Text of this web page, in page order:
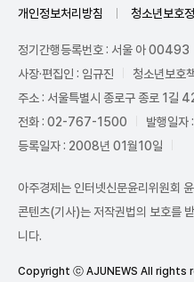
개인정보처리방침 청소년보호
정기간행등록번호 : 서울 아 00493
사장·편집인 : 임규진
청소년보호
주소 : 서울특별시 종로구 종로 1길
전화 : 02-767-1500
발행일
등록일자 : 2008년 01월10일
아주경제는 인터넷신문윤리위원회
콘텐츠(기사)는 저작권법의 보호를
니다.
Copyright ⓒ AJUNEWS All rights